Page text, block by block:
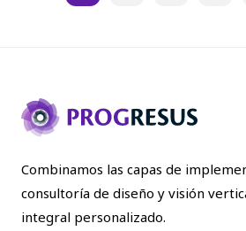
Combinamos las capas de
consultoría de diseño y visión
integral personalizado.